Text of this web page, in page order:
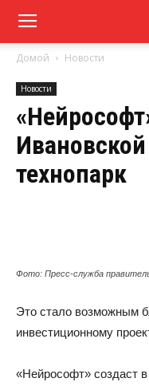
Домой Новости
Новости
технопарк
Фото: Пресс-служба
Это стало возможным
инвестиционному
«Нейрософт» создаст